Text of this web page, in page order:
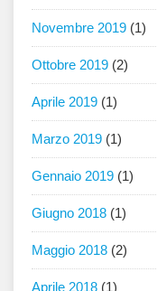
Novembre 2019 (1)
Ottobre 2019 (2)
Aprile 2019 (1)
Marzo 2019 (1)
Gennaio 2019 (1)
Giugno 2018 (1)
Maggio 2018 (2)
Aprile 2018 (1)